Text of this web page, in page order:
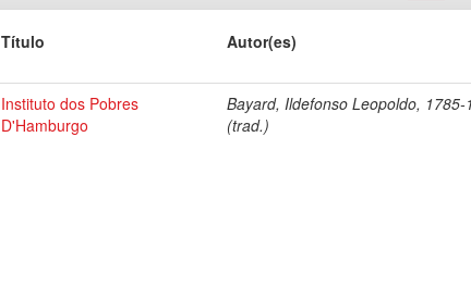
Título Autor(es)
Instituto dos Pobres
D'Hamburgo
Bayard, Ildefonso Leopoldo, 1785-
(trad.)